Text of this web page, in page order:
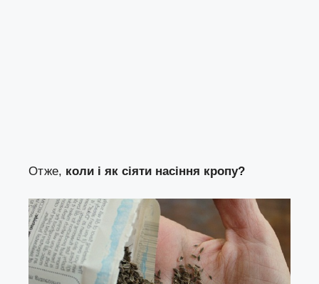
Отже, коли і як сіяти насіння кропу?